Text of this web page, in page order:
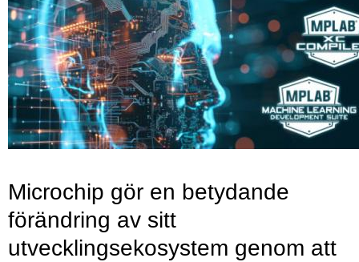
Microchip gör en betydande
förändring av sitt
utvecklingsekosystem genom att